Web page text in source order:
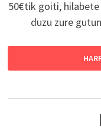
50€tik goiti,
duzu zure